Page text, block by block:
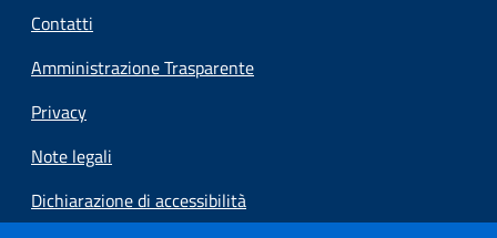
Contatti
Amministrazione Trasparente
Privacy
Note legali
Dichiarazione di accessibilità